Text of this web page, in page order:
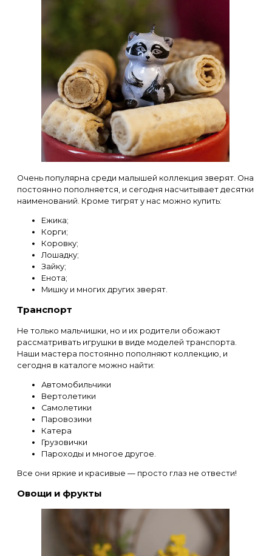
Очень популярна среди малышей коллекция зверят. Она
постоянно пополняется, и сегодня насчитывает десятки
наименований. Кроме тигрят у нас можно купить:
Ежика;
Корги;
Коровку;
Лошадку;
Зайку;
Енота;
Мишку и многих других зверят.
Транспорт
Не только мальчишки, но и их родители обожают
рассматривать игрушки в виде моделей транспорта.
Наши мастера постоянно пополняют коллекцию, и
сегодня в каталоге можно найти:
Автомобильчики
Вертолетики
Самолетики
Паровозики
Катера
Грузовички
Пароходы и многое другое.
Все они яркие и красивые — просто глаз не отвести!
Овощи и фрукты